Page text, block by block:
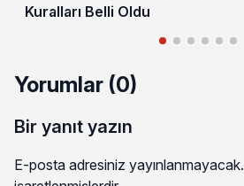
Kuralları Belli Oldu
Yorumlar (0)
Bir yanıt yazın
E-posta adresiniz yayınlanmayacak.